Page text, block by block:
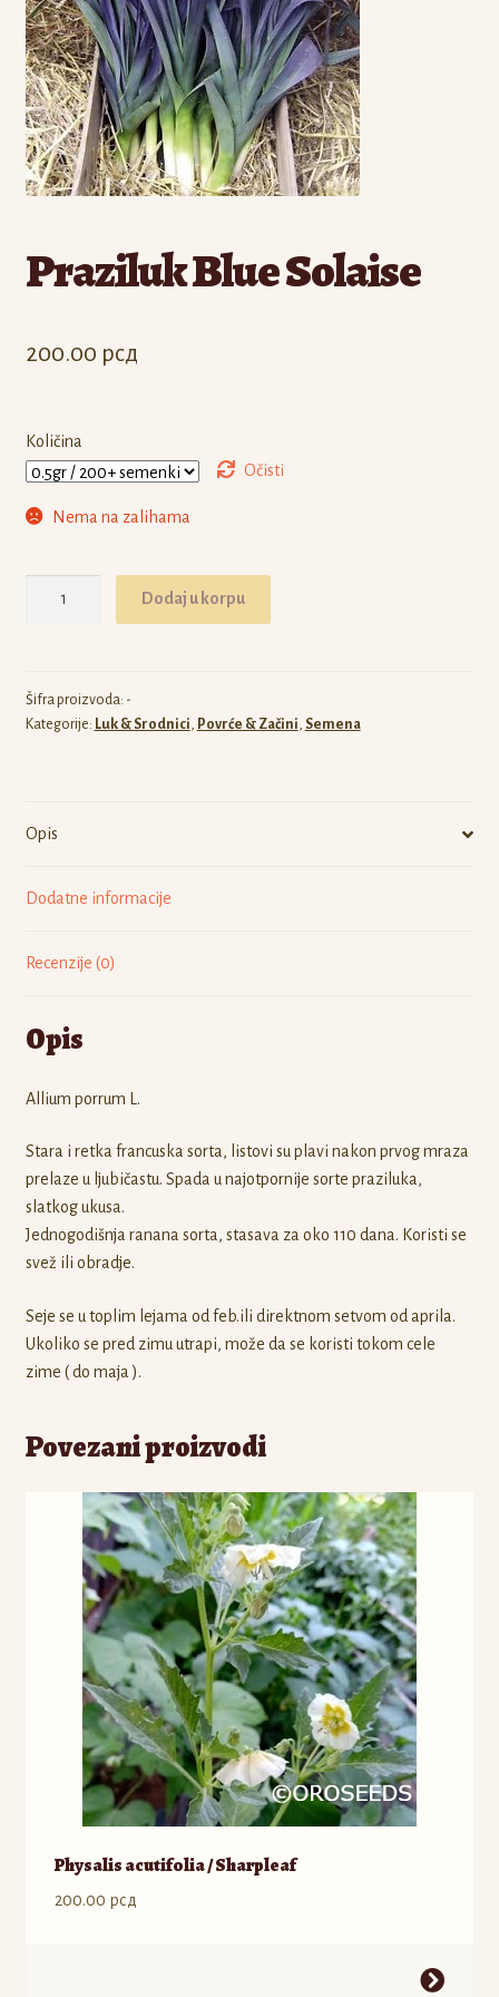
Odjava
Registracija
Praziluk Blue Solaise
200.00 рсд
Količina
Očisti
Nema na zalihama
Dodaj u korpu
Šifra proizvoda: -
Kategorije: Luk & Srodnici, Povrće & Začini, Semena
Opis
Dodatne informacije
Recenzije (0)
Opis
Allium porrum L.
Stara i retka francuska sorta, listovi su plavi nakon prvog mraza
prelaze u ljubičastu. Spada u najotpornije sorte praziluka,
slatkog ukusa.
Jednogodišnja ranana sorta, stasava za oko 110 dana. Koristi se
svež ili obradje.
Seje se u toplim lejama od feb.ili direktnom setvom od aprila.
Ukoliko se pred zimu utrapi, može da se koristi tokom cele
zime ( do maja ).
Povezani proizvodi
Physalis acutifolia / Sharpleaf
200.00 рсд